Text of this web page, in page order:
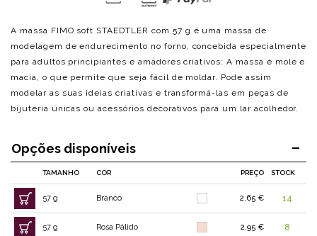
A massa FIMO soft STAEDTLER com 57 g é uma massa de
modelagem de endurecimento no forno, concebida especialmente
para adultos principiantes e amadores criativos: A massa é mole e
macia, o que permite que seja fácil de moldar. Pode assim
modelar as suas ideias criativas e transformá-las em peças de
bijuteria únicas ou acessórios decorativos para um lar acolhedor.
Opções disponíveis
TAMANHO COR PREÇO STOCK
57 g Branco 2.65 € 14
57 g Rosa Pálido 2.95 € 8